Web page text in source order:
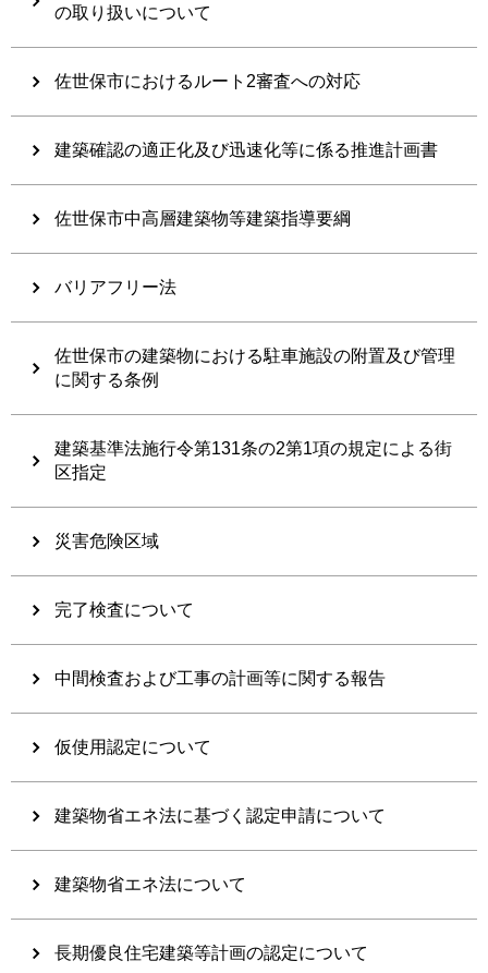
の取り扱いについて
佐世保市におけるルート2審査への対応
建築確認の適正化及び迅速化等に係る推進計画書
佐世保市中高層建築物等建築指導要綱
バリアフリー法
佐世保市の建築物における駐車施設の附置及び管理
に関する条例
建築基準法施行令第131条の2第1項の規定による街
区指定
災害危険区域
完了検査について
中間検査および工事の計画等に関する報告
仮使用認定について
建築物省エネ法に基づく認定申請について
建築物省エネ法について
長期優良住宅建築等計画の認定について